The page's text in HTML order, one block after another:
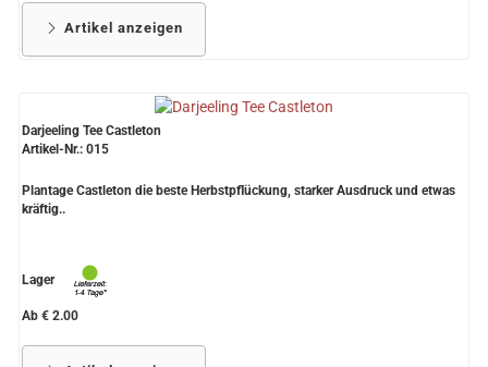
Artikel anzeigen
Darjeeling Tee Castleton
Artikel-Nr.: 015
Plantage Castleton die beste Herbstpflückung, starker Ausdruck und etwas
kräftig..
Lager
Ab € 2.00